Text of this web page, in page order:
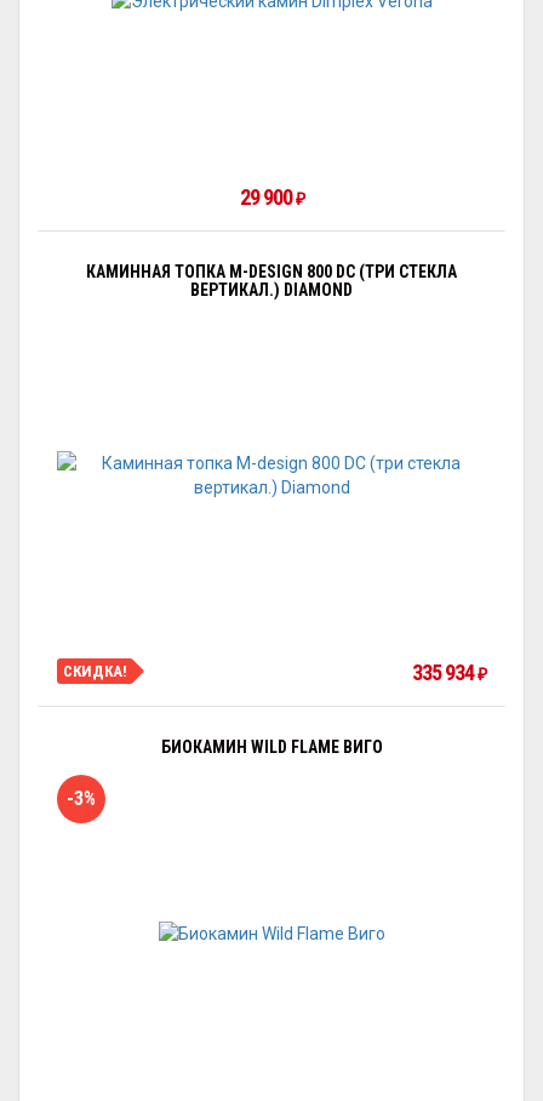
29 900₽
КАМИННАЯ ТОПКА M-DESIGN 800 DC (ТРИ СТЕКЛА
ВЕРТИКАЛ.) DIAMOND
СКИДКА! 335 934₽
БИОКАМИН WILD FLAME ВИГО
-3%